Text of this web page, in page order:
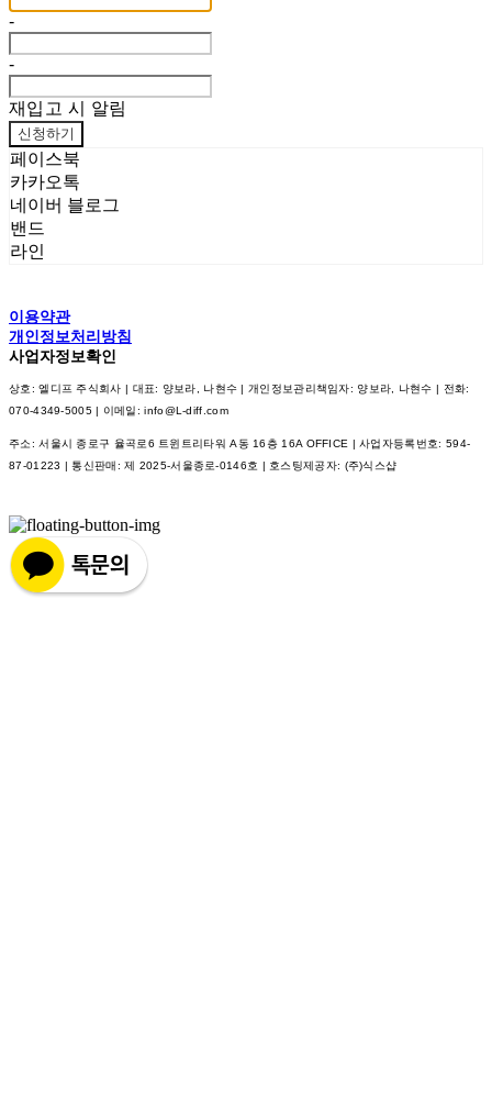
-
-
재입고 시 알림
신청하기
페이스북
카카오톡
네이버 블로그
밴드
라인
이용약관
개인정보처리방침
사업자정보확인
상호: 엘디프 주식회사 | 대표: 양보라, 나현수 | 개인정보관리책임자: 양보라, 나현수 | 전화:
070-4349-5005 | 이메일: info@L-diff.com
주소: 서울시 종로구 율곡로6 트윈트리타워 A동 16층 16A OFFICE | 사업자등록번호: 594-
87-01223 | 통신판매:제 2025-서울종로-0146호 | 호스팅제공자: (주)식스샵